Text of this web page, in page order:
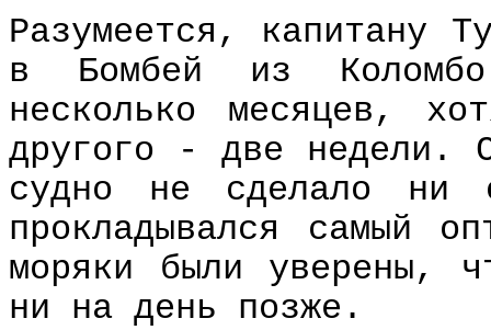
Разумеется, капитану
в Бомбей из Коломбо
несколько месяцев,
другого - две недели.
судно не сделало ни
прокладывался самый
моряки были уверены,
ни на день позже.